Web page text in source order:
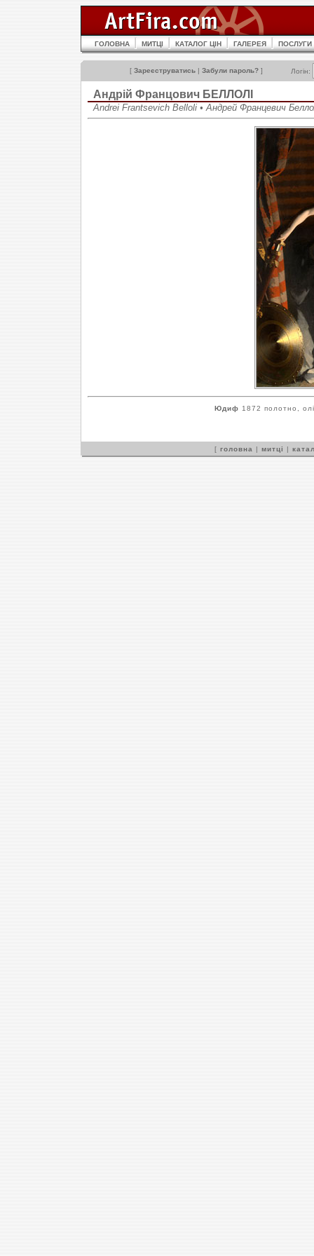
ГОЛОВНА МИТЦІ КАТАЛОГ ЦІН ГАЛЕРЕЯ ПОСЛУГИ
[ Зареєструватись | Забули пароль? ] Логін:
Андрій Францович БЕЛЛОЛІ
Andrei Frantsevich Belloli • Андрей Францевич
Юдиф 1872 полотно,
[ головна | митці |